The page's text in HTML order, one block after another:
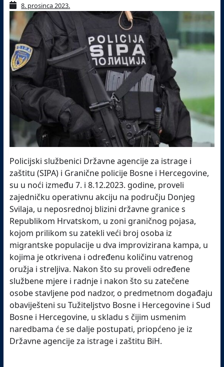
8. prosinca 2023.
Policijski službenici Državne agencije za istrage i
zaštitu (SIPA) i Granične policije Bosne i Hercegovine,
su u noći između 7. i 8.12.2023. godine, proveli
zajedničku operativnu akciju na području Donjeg
Svilaja, u neposrednoj blizini državne granice s
Republikom Hrvatskom, u zoni graničnog pojasa,
kojom prilikom su zatekli veći broj osoba iz
migrantske populacije u dva improvizirana kampa, u
kojima je otkrivena i određenu količinu vatrenog
oružja i streljiva. Nakon što su proveli određene
službene mjere i radnje i nakon što su zatečene
osobe stavljene pod nadzor, o predmetnom događaju
obaviješteni su Tužiteljstvo Bosne i Hercegovine i Sud
Bosne i Hercegovine, u skladu s čijim usmenim
naredbama će se dalje postupati, priopćeno je iz
Državne agencije za istrage i zaštitu BiH.